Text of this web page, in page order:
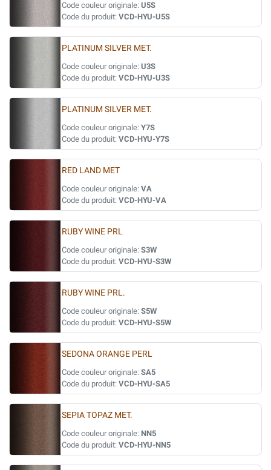
Code couleur originale: U5S
Code du produit: VCD-HYU-U5S
PLATINUM SILVER MET.
Code couleur originale: U3S
Code du produit: VCD-HYU-U3S
PLATINUM SILVER MET.
Code couleur originale: Y7S
Code du produit: VCD-HYU-Y7S
RED LAND MET
Code couleur originale: VA
Code du produit: VCD-HYU-VA
RUBY WINE PRL
Code couleur originale: S3W
Code du produit: VCD-HYU-S3W
RUBY WINE PRL.
Code couleur originale: S5W
Code du produit: VCD-HYU-S5W
SEDONA ORANGE PERL
Code couleur originale: SA5
Code du produit: VCD-HYU-SA5
SEPIA TOPAZ MET.
Code couleur originale: NN5
Code du produit: VCD-HYU-NN5